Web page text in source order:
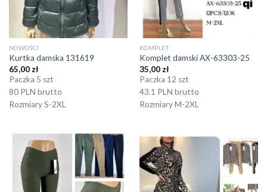
NOWOŚCI
Kurtka damska 131619
65,00 zł
Paczka 5 szt
80 PLN brutto
Rozmiary S-2XL
KOMPLET
Komplet damski AX-63303-25
35,00 zł
Paczka 12 szt
43.1 PLN brutto
Rozmiary M-2XL